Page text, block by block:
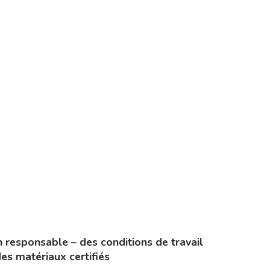
responsable – des conditions de travail
matériaux certifiés